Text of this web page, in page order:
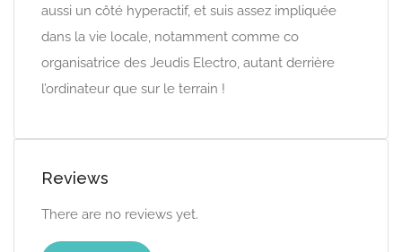
aussi un côté hyperactif, et suis assez impliquée
dans la vie locale, notamment comme co
organisatrice des Jeudis Electro, autant derrière
l’ordinateur que sur le terrain !
Reviews
There are no reviews yet.